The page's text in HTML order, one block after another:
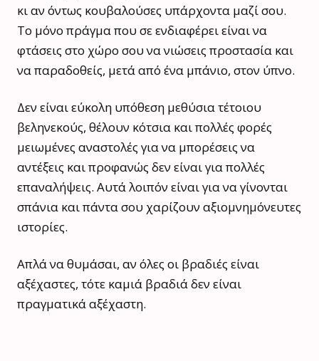
κι αν όντως κουβαλούσες υπάρχοντα μαζί σου.
Το μόνο πράγμα που σε ενδιαφέρει είναι να
φτάσεις στο χώρο σου να νιώσεις προστασία και
να παραδοθείς, μετά από ένα μπάνιο, στον ύπνο.
Δεν είναι εύκολη υπόθεση μεθύσια τέτοιου
βεληνεκούς, θέλουν κότσια και πολλές φορές
μειωμένες αναστολές για να μπορέσεις να
αντέξεις και προφανώς δεν είναι για πολλές
επαναλήψεις. Αυτά λοιπόν είναι για να γίνονται
σπάνια και πάντα σου χαρίζουν αξιομνημόνευτες
ιστορίες.
Απλά να θυμάσαι, αν όλες οι βραδιές είναι
αξέχαστες, τότε καμιά βραδιά δεν είναι
πραγματικά αξέχαστη.